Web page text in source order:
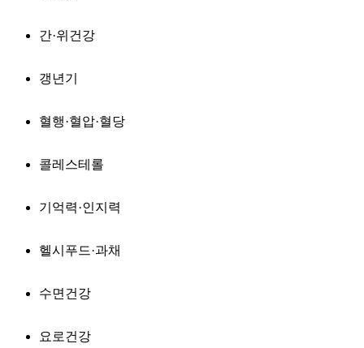
간·위건강
갱년기
혈행·혈압·혈당
콜레스테롤
기억력·인지력
헬시푸드·과채
수면건강
요로건강